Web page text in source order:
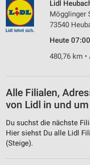
Lidl
Mögglinger
73540
Heute
480,76 km
Alle Filialen,
von Lidl in und
Du suchst die nächste
Hier siehst Du alle Lidl
(Steige).
Funktional